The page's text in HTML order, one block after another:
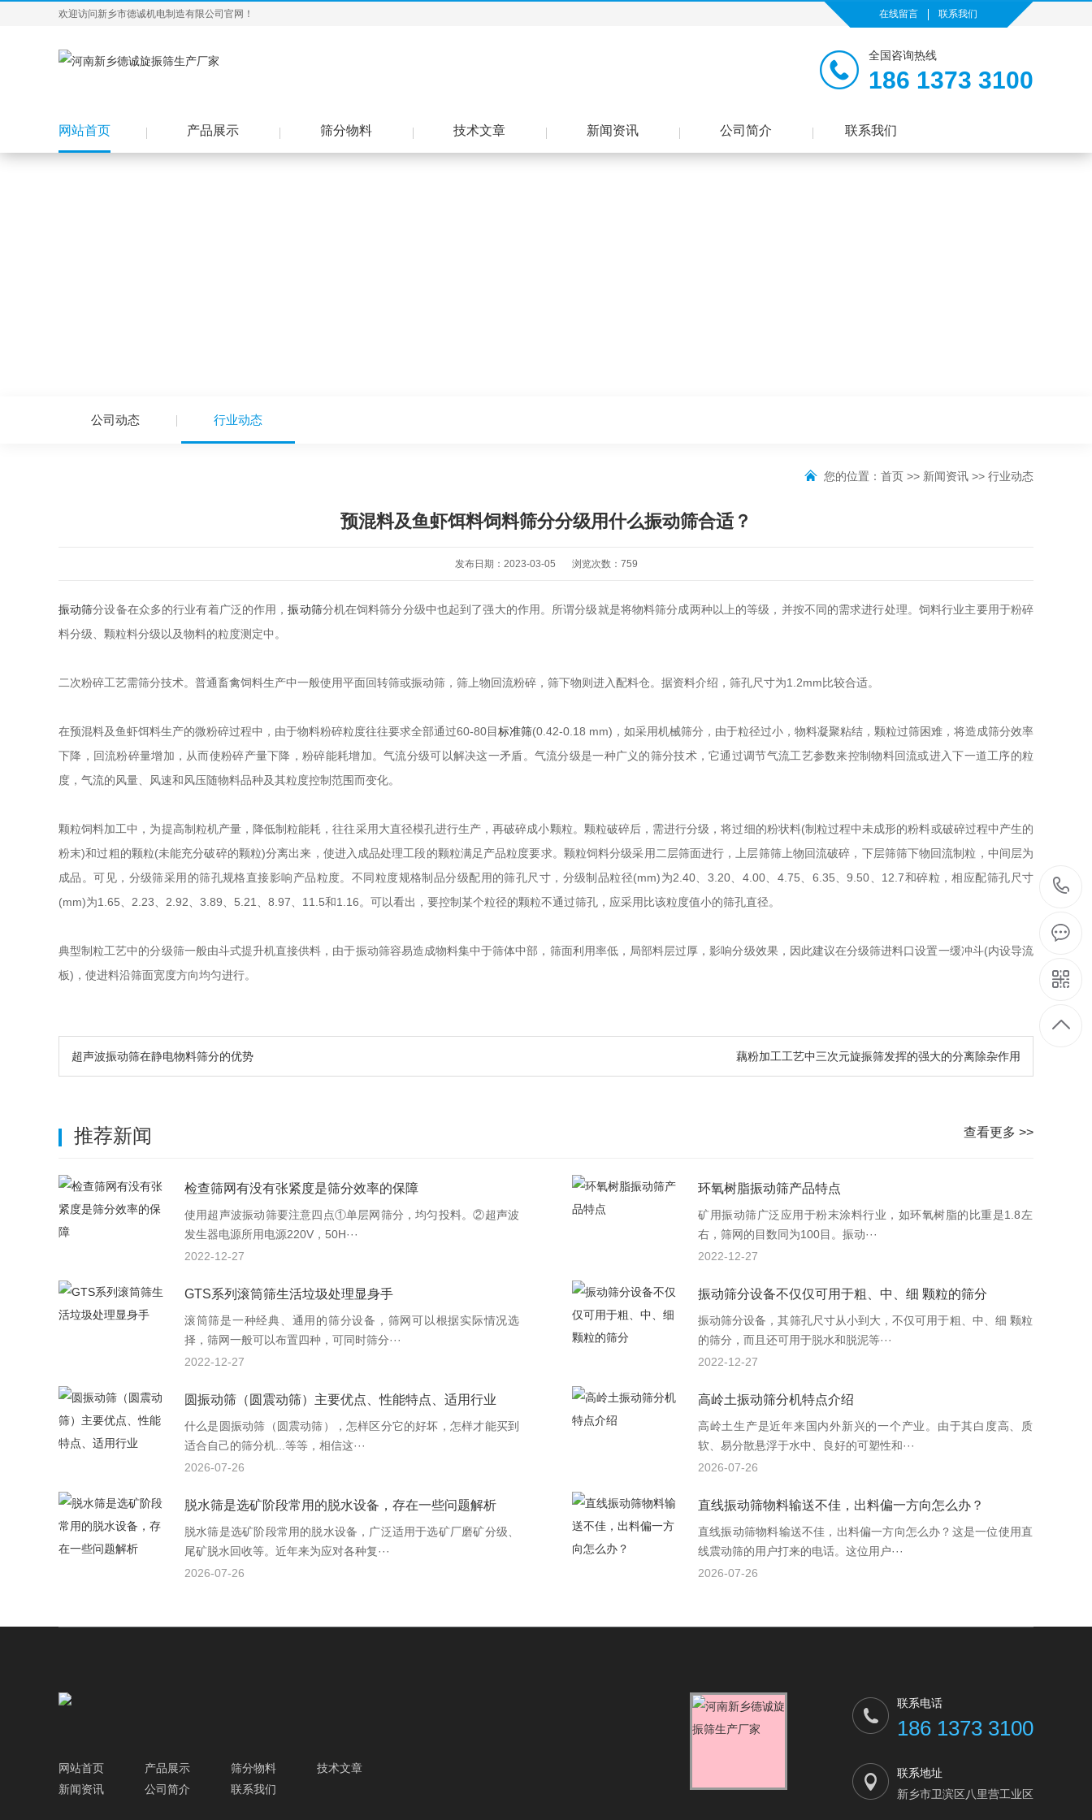
欢迎访问新乡市德诚机电制造有限公司官网！ 在线留言 联系我们
全国咨询热线
186 1373 3100
网站首页 产品展示 筛分物料 技术文章 新闻资讯 公司简介 联系我们
公司动态 行业动态
您的位置： 首页 >> 新闻资讯 >> 行业动态
预混料及鱼虾饵料饲料筛分分级用什么振动筛合适？
发布日期：2023-03-05 浏览次数：759
振动筛分设备在众多的行业有着广泛的作用，振动筛分机在饲料筛分分级中也起到了强大的作用。所谓分级就是将物料筛分成两种以上的等级，并按不同的需求进行处理。饲料行业主要用于粉碎
料分级、颗粒料分级以及物料的粒度测定中。
二次粉碎工艺需筛分技术。普通畜禽饲料生产中一般使用平面回转筛或振动筛，筛上物回流粉碎，筛下物则进入配料仓。据资料介绍，筛孔尺寸为1.2mm比较合适。
在预混料及鱼虾饵料生产的微粉碎过程中，由于物料粉碎粒度往往要求全部通过60-80目标准筛(0.42-0.18 mm)，如采用机械筛分，由于粒径过小，物料凝聚粘结，颗粒过筛困难，将造成筛分效率
下降，回流粉碎量增加，从而使粉碎产量下降，粉碎能耗增加。气流分级可以解决这一矛盾。气流分级是一种广义的筛分技术，它通过调节气流工艺参数来控制物料回流或进入下一道工序的粒
度，气流的风量、风速和风压随物料品种及其粒度控制范围而变化。
颗粒饲料加工中，为提高制粒机产量，降低制粒能耗，往往采用大直径模孔进行生产，再破碎成小颗粒。颗粒破碎后，需进行分级，将过细的粉状料(制粒过程中未成形的粉料或破碎过程中产生的
粉末)和过粗的颗粒(未能充分破碎的颗粒)分离出来，使进入成品处理工段的颗粒满足产品粒度要求。颗粒饲料分级采用二层筛面进行，上层筛筛上物回流破碎，下层筛筛下物回流制粒，中间层为
成品。可见，分级筛采用的筛孔规格直接影响产品粒度。不同粒度规格制品分级配用的筛孔尺寸，分级制品粒径(mm)为2.40、3.20、4.00、4.75、6.35、9.50、12.7和碎粒，相应配筛孔尺寸
(mm)为1.65、2.23、2.92、3.89、5.21、8.97、11.5和1.16。可以看出，要控制某个粒径的颗粒不通过筛孔，应采用比该粒度值小的筛孔直径。
典型制粒工艺中的分级筛一般由斗式提升机直接供料，由于振动筛容易造成物料集中于筛体中部，筛面利用率低，局部料层过厚，影响分级效果，因此建议在分级筛进料口设置一缓冲斗(内设导流
板)，使进料沿筛面宽度方向均匀进行。
超声波振动筛在静电物料筛分的优势 藕粉加工工艺中三次元旋振筛发挥的强大的分离除杂作用
查看更多 >>
推荐新闻
检查筛网有没有张紧度是筛分效率的保障
使用超声波振动筛要注意四点①单层网筛分，均匀投料。②超声波
发生器电源所用电源220V，50H···
2022-12-27
环氧树脂振动筛产品特点
矿用振动筛广泛应用于粉末涂料行业，如环氧树脂的比重是1.8左
右，筛网的目数同为100目。振动···
2022-12-27
GTS系列滚筒筛生活垃圾处理显身手
滚筒筛是一种经典、通用的筛分设备，筛网可以根据实际情况选
择，筛网一般可以布置四种，可同时筛分···
2022-12-27
振动筛分设备不仅仅可用于粗、中、细 颗粒的筛分
振动筛分设备，其筛孔尺寸从小到大，不仅可用于粗、中、细 颗粒
的筛分，而且还可用于脱水和脱泥等···
2022-12-27
圆振动筛（圆震动筛）主要优点、性能特点、适用行业
什么是圆振动筛（圆震动筛），怎样区分它的好坏，怎样才能买到
适合自己的筛分机...等等，相信这···
2026-07-26
高岭土振动筛分机特点介绍
高岭土生产是近年来国内外新兴的一个产业。由于其白度高、质
软、易分散悬浮于水中、良好的可塑性和···
2026-07-26
脱水筛是选矿阶段常用的脱水设备，存在一些问题解析
脱水筛是选矿阶段常用的脱水设备，广泛适用于选矿厂磨矿分级、
尾矿脱水回收等。近年来为应对各种复···
2026-07-26
直线振动筛物料输送不佳，出料偏一方向怎么办？
直线振动筛物料输送不佳，出料偏一方向怎么办？这是一位使用直
线震动筛的用户打来的电话。这位用户···
2026-07-26
网站首页 产品展示 筛分物料
技术文章
新闻资讯
公司简介 联系我们
联系电话
186 1373 3100
联系地址
新乡市卫滨区八里营工业区